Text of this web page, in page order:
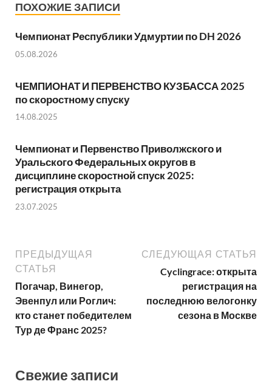
ПОХОЖИЕ ЗАПИСИ
Чемпионат Республики Удмуртии по DH 2026
05.08.2026
ЧЕМПИОНАТ И ПЕРВЕНСТВО КУЗБАССА 2025
по скоростному спуску
14.08.2025
Чемпионат и Первенство Приволжского и
Уральского Федеральных округов в
дисциплине скоростной спуск 2025:
регистрация открыта
23.07.2025
ПРЕДЫДУЩАЯ
СТАТЬЯ
Погачар, Винегор,
Эвенпул или Роглич:
кто станет победителем
Тур де Франс 2025?
СЛЕДУЮЩАЯ СТАТЬЯ
Cyclingrace: открыта
регистрация на
последнюю велогонку
сезона в Москве
Свежие записи